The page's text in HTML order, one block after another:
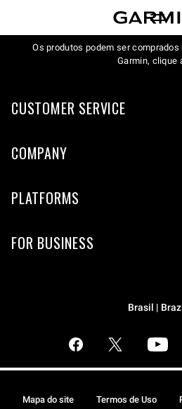
Os produtos podem ser
Garmin, clique
CUSTOMER SERVICE
COMPANY
PLATFORMS
FOR BUSINESS
Brasil |
Mapa do site Termos de Uso